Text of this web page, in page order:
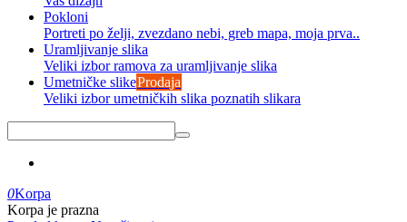
Pokloni
Portreti po želji, zvezdano nebi, greb mapa, moja prva..
Uramljivanje slika
Veliki izbor ramova za uramljivanje slika
Umetničke slikeProdaja
Veliki izbor umetničkih slika poznatih slikara
0Korpa
Korpa je prazna